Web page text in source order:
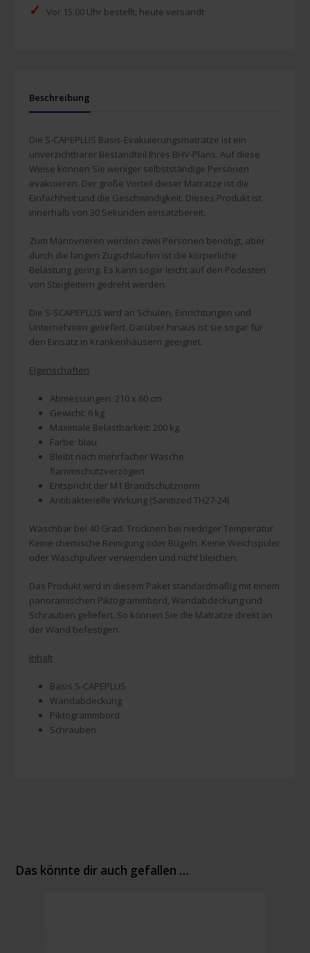
✓ Vor 15.00 Uhr bestellt, heute versandt
Beschreibung
Die S-CAPEPLUS Basis-Evakuierungsmatratze ist ein
unverzichtbarer Bestandteil Ihres BHV-Plans. Auf diese
Weise können Sie weniger selbstständige Personen
evakuieren. Der große Vorteil dieser Matratze ist die
Einfachheit und die Geschwindigkeit. Dieses Produkt ist
innerhalb von 30 Sekunden einsatzbereit.
Zum Manövrieren werden zwei Personen benötigt, aber
durch die langen Zugschlaufen ist die körperliche
Belastung gering. Es kann sogar leicht auf den Podesten
von Steigleitern gedreht werden.
Die S-SCAPEPLUS wird an Schulen, Einrichtungen und
Unternehmen geliefert. Darüber hinaus ist sie sogar für
den Einsatz in Krankenhäusern geeignet.
Eigenschaften
Abmessungen: 210 x 60 cm
Gewicht: 6 kg
Maximale Belastbarkeit: 200 kg
Farbe: blau
Bleibt nach mehrfacher Wäsche
flammschutzverzögert
Entspricht der M1 Brandschutznorm
Antibakterielle Wirkung (Sanitized TH27-24)
Waschbar bei 40 Grad. Trocknen bei niedriger Temperatur.
Keine chemische Reinigung oder Bügeln. Keine Weichspüler
oder Waschpulver verwenden und nicht bleichen.
Das Produkt wird in diesem Paket standardmäßig mit einem
panoramischen Piktogrammbord, Wandabdeckung und
Schrauben geliefert. So können Sie die Matratze direkt an
der Wand befestigen.
Inhalt
Basis S-CAPEPLUS
Wandabdeckung
Piktogrammbord
Schrauben
Das könnte dir auch gefallen …